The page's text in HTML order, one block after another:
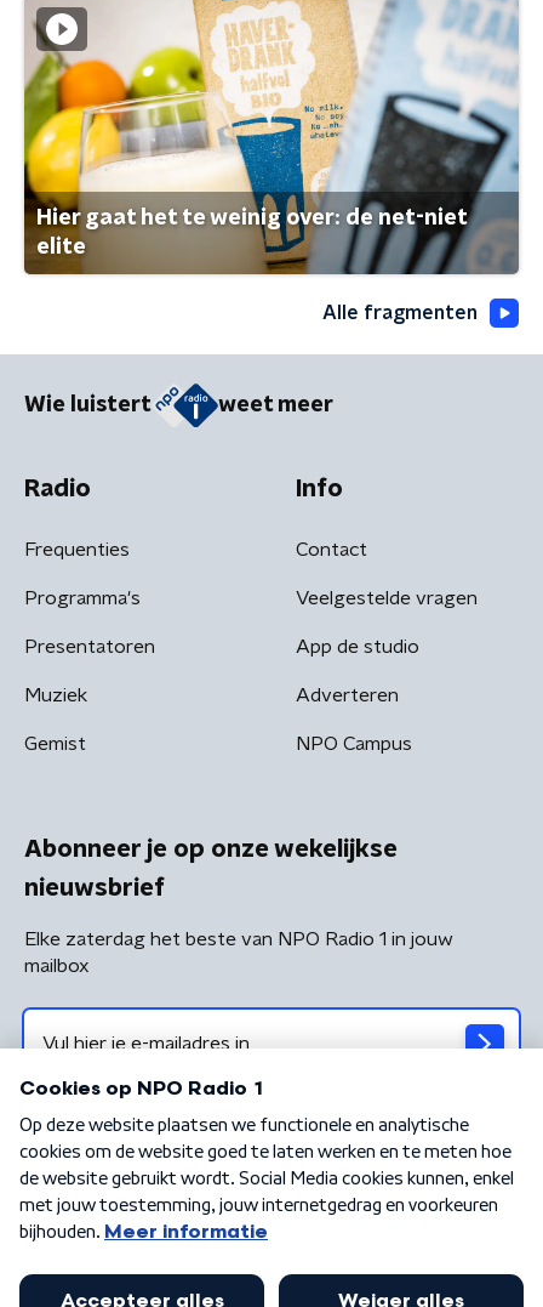
Hier gaat het te weinig over: de net-niet
elite
Alle fragmenten
Wie luistert weet meer
Radio
Frequenties
Programma's
Presentatoren
Muziek
Gemist
Info
Contact
Veelgestelde vragen
App de studio
Adverteren
NPO Campus
Abonneer je op onze wekelijkse
nieuwsbrief
Elke zaterdag het beste van NPO Radio 1 in jouw
mailbox
Algemene voorwaarden Privacybeleid